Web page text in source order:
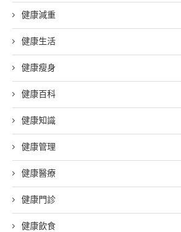
健康減重
健康生活
健康瘦身
健康百科
健康知識
健康管理
健康醫療
健康門診
健康飲食